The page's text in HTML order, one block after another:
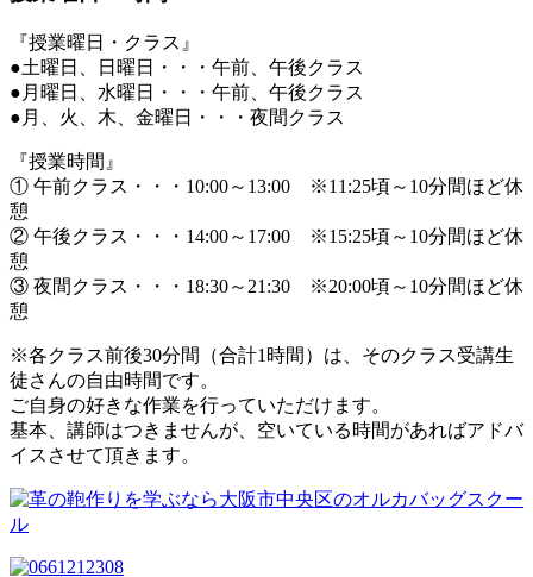
『授業曜日・クラス』
●土曜日、日曜日・・・午前、午後クラス
●月曜日、水曜日・・・午前、午後クラス
●月、火、木、金曜日・・・夜間クラス
『授業時間』
① 午前クラス・・・10:00～13:00 ※11:25頃～10分間ほど休
憩
② 午後クラス・・・14:00～17:00 ※15:25頃～10分間ほど休
憩
③ 夜間クラス・・・18:30～21:30 ※20:00頃～10分間ほど休
憩
※各クラス前後30分間（合計1時間）は、そのクラス受講生
徒さんの自由時間です。
ご自身の好きな作業を行っていただけます。
基本、講師はつきませんが、空いている時間があればアドバ
イスさせて頂きます。